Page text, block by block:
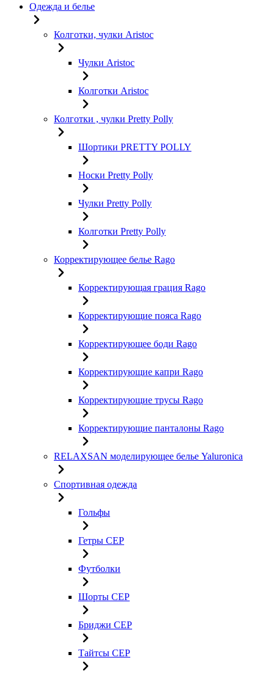
Одежда и белье
Колготки, чулки Aristoc
Чулки Aristoc
Колготки Aristoc
Колготки , чулки Pretty Polly
Шортики PRETTY POLLY
Носки Pretty Polly
Чулки Pretty Polly
Колготки Pretty Polly
Корректирующее белье Rago
Корректирующая грация Rago
Корректирующие пояса Rago
Корректирующее боди Rago
Корректирующие капри Rago
Корректирующие трусы Rago
Корректирующие панталоны Rago
RELAXSAN моделирующее белье Yaluroniсa
Спортивная одежда
Гольфы
Гетры CEP
Футболки
Шорты CEP
Бриджи CEP
Тайтсы CEP